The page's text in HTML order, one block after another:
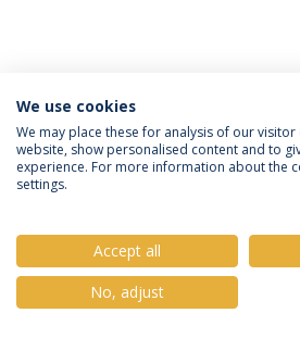
Política de Privacidade
Direitos do Titular dos
© 2026 Universidade
We use cookies
We may place these for analysis of our
website, show personalised content and to
experience. For more information about the
settings.
Accept all
No, adjust